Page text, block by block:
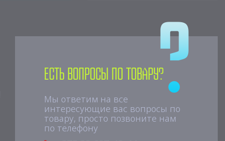
Есть вопросы по товару?
Мы ответим на все
интересующие вас вопросы по
товару, просто позвоните нам
по телефону